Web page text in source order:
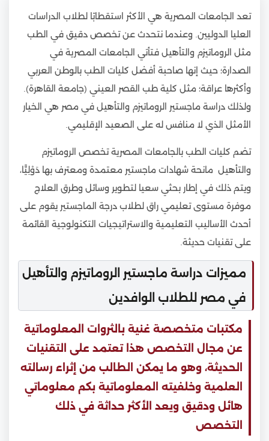
تعد الجامعات المصرية هي الأكثر استقطابًا لطلاب الدراسات
العليا الدوليين. وعندما نتحدث عن تخصص دقيق في الطب
مثل الروماتيزم والتأهيل فتأتي الجامعات المصرية في
الصدارة؛ حيث إنها صاحبة أفضل كليات الطب بالوطن العربي
وأكثرها عراقة؛ مثل كلية طب القصر العيني (جامعة القاهرة).
ولذلك دراسة ماجستير الروماتيزم والتأهيل في مصر هي الخيار
الأمثل الذي لا منافس له على الصعيد الإقليمي.
تضم كليات الطب بالجامعات المصرية تخصص الروماتيزم
والتأهيل مانحة شهادات ماجستير معتمدة ومعترف بها دَوْلِيًّا،
ويتم ذلك في إطار بحثي سعيا لتطوير وسائل وطرق العلاج
موفرة مستوى تعليمي راق لطلاب درجة الماجستير يقوم على
أحدث الأساليب التعليمية والاستراتيجيات التكنولوجية القائمة
على تقنيات حديثة.
مميزات دراسة ماجستير الروماتيزم والتأهيل
في مصر للطلاب الوافدين
مكتبات متخصصة غنية بالثروات المعلوماتية
عن مجال التخصص هذا تعتمد على التقنيات
الحديثة، وهو ما يمكن الطالب من إثراء رسالته
العلمية وخلفيته المعلوماتية بكم معلوماتي
هائل ودقيق ويعد الأكثر حداثة في ذلك
التخصص